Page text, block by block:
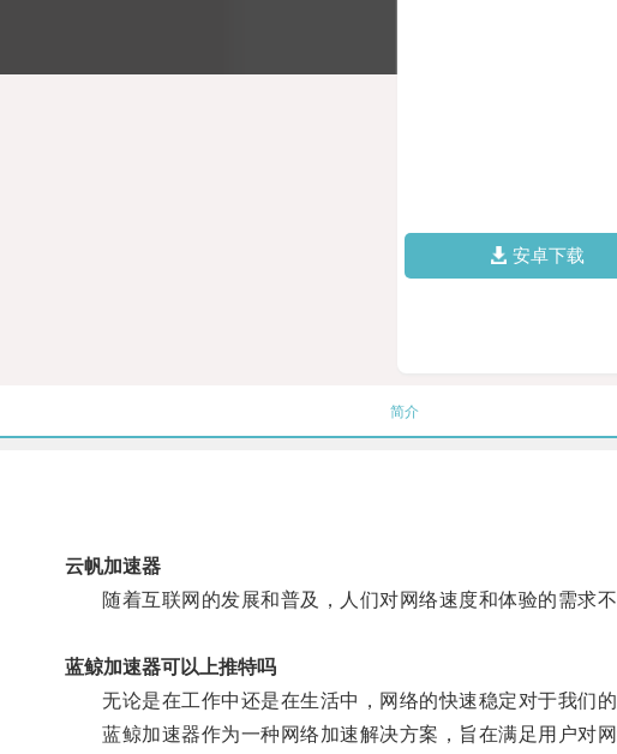
安卓下载
简介
云帆加速器
随着互联网的发展和普及，人们对网络速度和体验的需求不
蓝鲸加速器可以上推特吗
无论是在工作中还是在生活中，网络的快速稳定对于我们的
蓝鲸加速器作为一种网络加速解决方案，旨在满足用户对网